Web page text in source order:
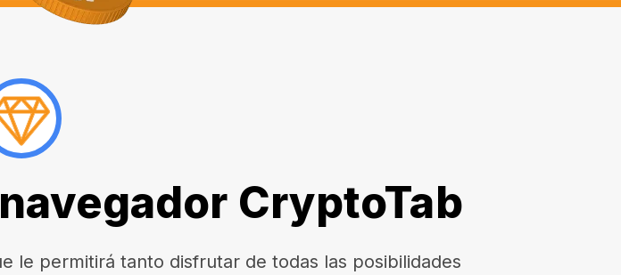
CryptoTab
le permitirá tanto disfrutar de todas las posibilidades